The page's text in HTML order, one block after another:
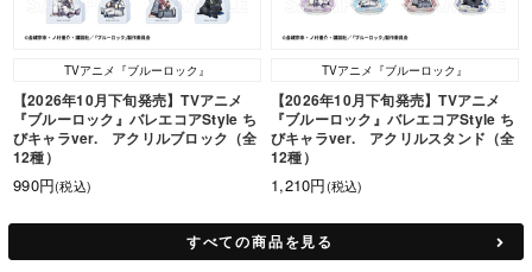
TVアニメ『ブルーロック』
【2026年10月下旬発売】TVアニメ
『ブルーロック』バレエコアStyle ち
びキャラver. アクリルブロック（全
12種）
990円(税込)
TVアニメ『ブルーロック』
【2026年10月下旬発売】TVアニメ
『ブルーロック』バレエコアStyle ち
びキャラver. アクリルスタンド（全
12種）
1,210円(税込)
すべての商品を見る